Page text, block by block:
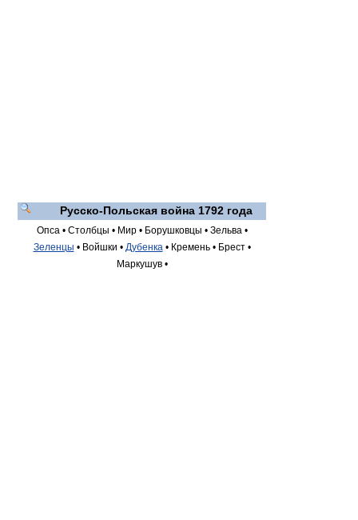
Русско-Польская война 1792 года
Опса • Столбцы • Мир • Борушковцы • Зельва •
Зеленцы • Войшки • Дубенка • Кремень • Брест •
Маркушув •